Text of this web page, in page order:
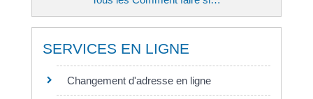
SERVICES EN LIGNE
Changement d'adresse en ligne